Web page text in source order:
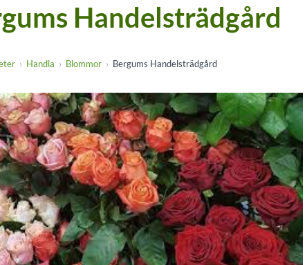
Handelsträdgård
Handla Blommor Bergums Handelsträdgård